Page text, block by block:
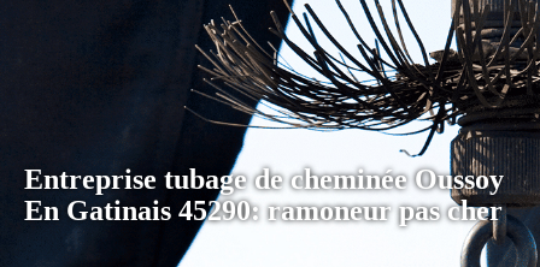
Entreprise tubage de cheminée Oussoy
En Gatinais 45290: ramoneur pas cher